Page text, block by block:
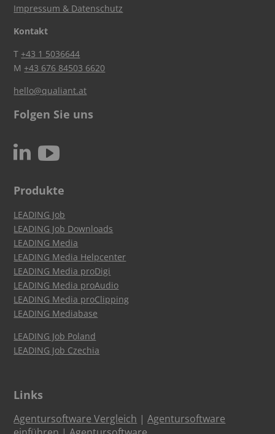
Impressum & Datenschutz
Kontakt
T+43 1 5036644
M+43 676 84503 6620
hello@qualiant.at
Folgen Sie uns
N c
Produkte
LEADING Job
LEADING Job Downloads
LEADING Media
LEADING Media Helpcenter
LEADING Media proDigi
LEADING Media proAudio
LEADING Media proClipping
LEADING Mediabase
LEADING Job Poland
LEADING Job Czechia
Links
Agentursoftware Vergleich |Agentursoftware